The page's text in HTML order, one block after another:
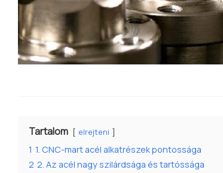
Tartalom elrejteni
1 1. CNC-mart acél alkatrészek pontossága
2 2. Az acél nagy szilárdsága és tartóssága